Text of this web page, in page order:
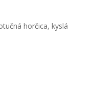
horčica, kyslá